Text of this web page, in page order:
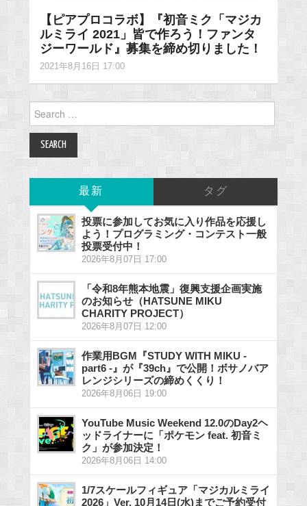
【ピアプロコラボ】『初音ミク「マジカ
ルミライ 2021」皆で作ろう！ファンタ
ジーワールド』募集を締め切りました！
2021年8月16日 17:00
for:
最新 タグ
投票に参加してお気に入り作品を応援し
よう！プログラミング・コンテスト一般
投票受付中！
2026年8月07日 17:00
「令和8年熊本地震」復興支援企画実施
のお知らせ（HATSUNE MIKU
CHARITY PROJECT）
2026年8月07日 12:00
作業用BGM『STUDY WITH MIKU -
part6 -』が『39ch』で公開！ボサノバア
レンジシリーズの締めくくり！
2026年8月06日 19:00
YouTube Music Weekend 12.0のDay2ヘ
ッドライナーに「ポケモン feat. 初音ミ
ク」が参加決定！
2026年8月06日 14:00
1/7スケールフィギュア「マジカルミライ
2026」Ver. 10月14日(水)までご予約受付